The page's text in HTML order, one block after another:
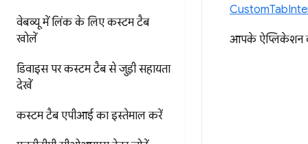
वेबव्यू में लिंक के लिए कस्टम टैब
खोलें
डिवाइस पर कस्टम टैब से जुड़ी सहायता
देखें
कस्टम टैब एपीआई का इस्तेमाल करें
आपके ऐप्लिकेशन के